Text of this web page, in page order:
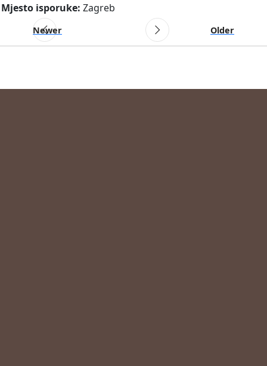
Mjesto isporuke: Zagreb
Newer Older